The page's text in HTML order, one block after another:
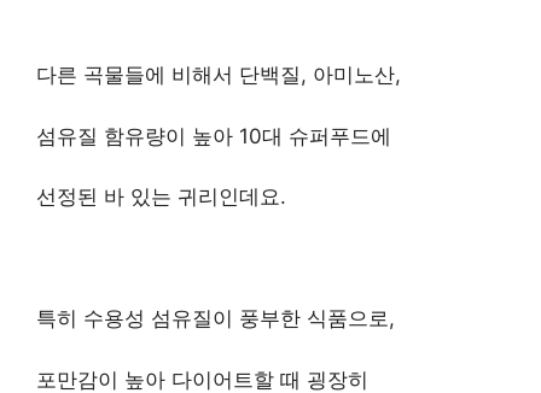
다른 곡물들에 비해서 단백질, 아미노산,
섬유질 함유량이 높아 10대 슈퍼푸드에
선정된 바 있는 귀리인데요.
특히 수용성 섬유질이 풍부한 식품으로,
포만감이 높아 다이어트할 때 굉장히